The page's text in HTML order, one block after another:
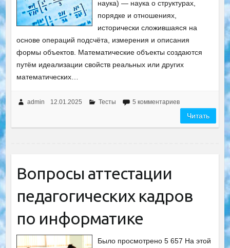
наука) — наука о структурах,
порядке и отношениях,
исторически сложившаяся на
основе операций подсчёта, измерения и описания
формы объектов. Математические объекты создаются
путём идеализации свойств реальных или других
математических…
admin 12.01.2025 Тесты 5 комментариев
Читать
Вопросы аттестации
педагогических кадров
по информатике
Было просмотрено 5 657 На этой